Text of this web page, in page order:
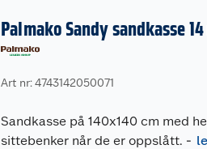
Palmako Sandy sandkasse
Art nr: 4743142050071
Sandkasse på 140x140 cm med
sittebenker når de er oppslått. -